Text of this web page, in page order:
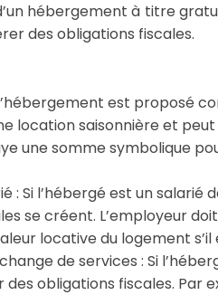
hébergement à titre
des obligations fiscales.
est proposé
location saisonnière et
une somme symbolique
: Si l’hébergé est un salarié
se créent. L’employeur
locative du logement
de services : Si
obligations fiscales. Par